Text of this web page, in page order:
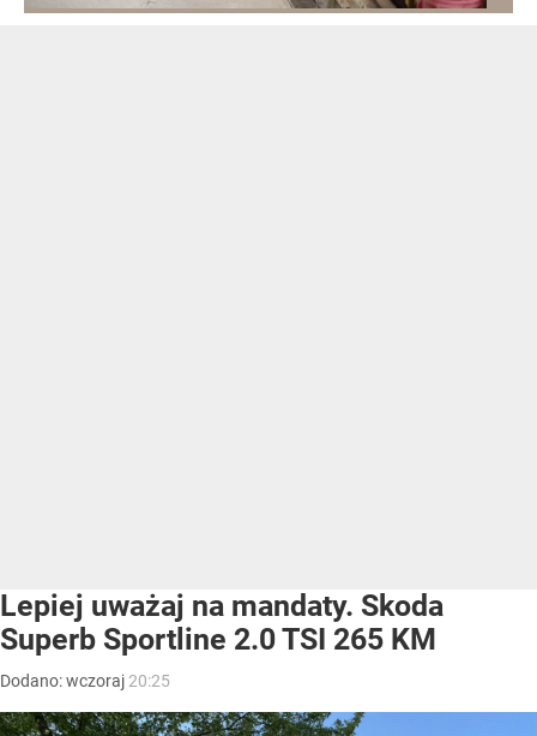
Lepiej uważaj na mandaty. Skoda
Superb Sportline 2.0 TSI 265 KM
Dodano:wczoraj 20:25